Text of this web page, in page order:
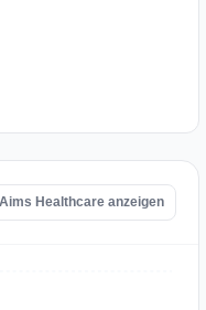
Healthcare anzeigen